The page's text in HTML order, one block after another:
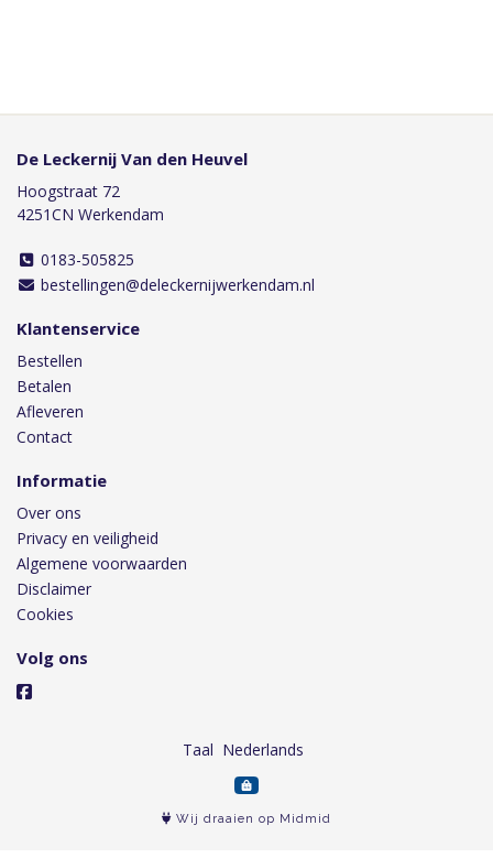
De Leckernij Van den Heuvel
Hoogstraat 72
4251CN Werkendam
0183-505825
bestellingen@deleckernijwerkendam.nl
Klantenservice
Bestellen
Betalen
Afleveren
Contact
Informatie
Over ons
Privacy en veiligheid
Algemene voorwaarden
Disclaimer
Cookies
Volg ons
Taal
Wij draaien op Midmid